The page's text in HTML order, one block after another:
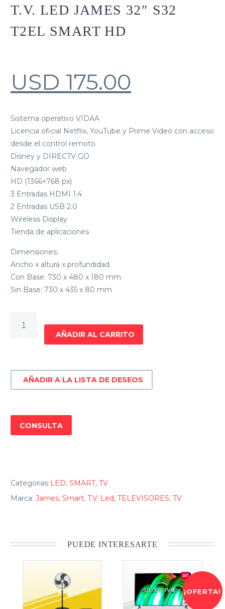
T.V. LED JAMES 32″ S32
T2EL SMART HD
USD 175.00
Sistema operativo VIDAA
Licencia oficial Netflix, YouTube y Prime Video con acceso
desde el control remoto
Disney y DIRECTV GO
Navegador web
HD (1366×768 px)
3 Entradas HDMI 1.4
2 Entradas USB 2.0
Wireless Display
Tienda de aplicaciones
Dimensiones:
Ancho x altura x profundidad
Con Base: 730 x 480 x 180 mm
Sin Base: 730 x 435 x 80 mm
LED
S32
T2EL
SMART
cantidad
AÑADIR AL CARRITO
AÑADIR A LA LISTA DE DESEOS
CONSULTA
Categorias LED, SMART, TV
Marca: James, Smart, T.V. Led, TELEVISORES, TV
PUEDE INTERESARTE
¡OFERTA!